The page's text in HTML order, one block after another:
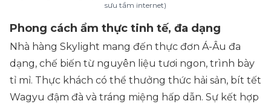
sưu tầm internet)
Phong cách ẩm thực tinh tế, đa dạng
Nhà hàng Skylight mang đến thực đơn Á-Âu đa
dạng, chế biến từ nguyên liệu tươi ngon, trình bày
tỉ mỉ. Thực khách có thể thưởng thức hải sản, bít tết
Wagyu đậm đà và tráng miệng hấp dẫn. Sự kết hợp